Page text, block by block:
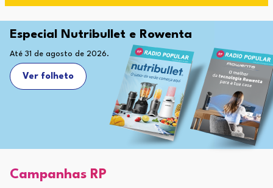
Especial Nutribullet e Rowenta
Até 31 de agosto de 2026.
Ver folheto
Campanhas RP